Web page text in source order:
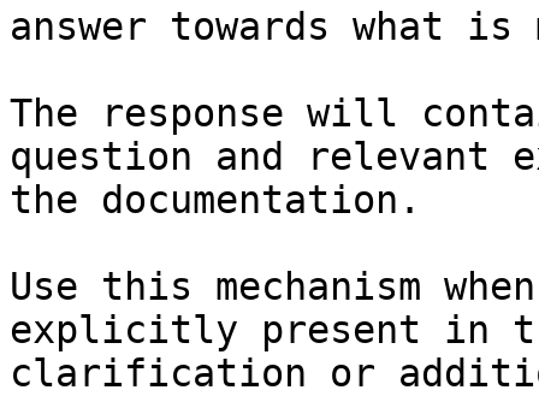
answer towards what
The response will
question and relevant
the documentation.
Use this mechanism
explicitly present in
clarification or